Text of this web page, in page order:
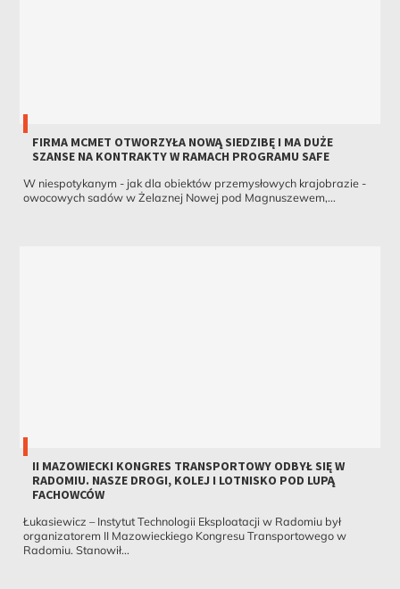
FIRMA MCMET OTWORZYŁA NOWĄ SIEDZIBĘ I MA DUŻE
SZANSE NA KONTRAKTY W RAMACH PROGRAMU SAFE
W niespotykanym - jak dla obiektów przemysłowych krajobrazie -
owocowych sadów w Żelaznej Nowej pod Magnuszewem,...
II MAZOWIECKI KONGRES TRANSPORTOWY ODBYŁ SIĘ W
RADOMIU. NASZE DROGI, KOLEJ I LOTNISKO POD LUPĄ
FACHOWCÓW
Łukasiewicz – Instytut Technologii Eksploatacji w Radomiu był
organizatorem II Mazowieckiego Kongresu Transportowego w
Radomiu. Stanowił...